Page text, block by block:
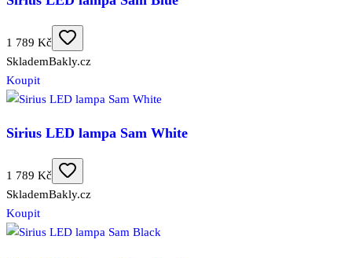
1 789 Kč
SklademBakly.cz
Koupit
Sirius LED lampa Sam White
1 789 Kč
SklademBakly.cz
Koupit